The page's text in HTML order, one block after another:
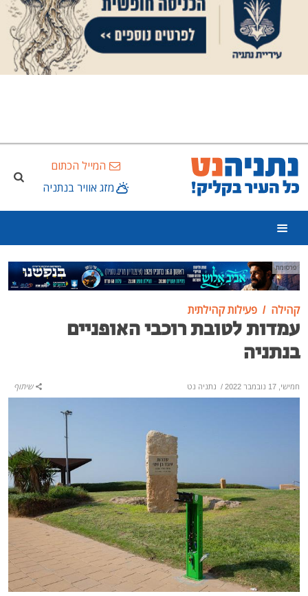
המייל הכתום
מזג אוויר בנתניה
פרסומת
קהילה פעילות קהילתית
עמדות לטובת רוכבי האופניים
בנתניה
חמישי, 17 נובמבר 2022 / נתניה נט שיתוף